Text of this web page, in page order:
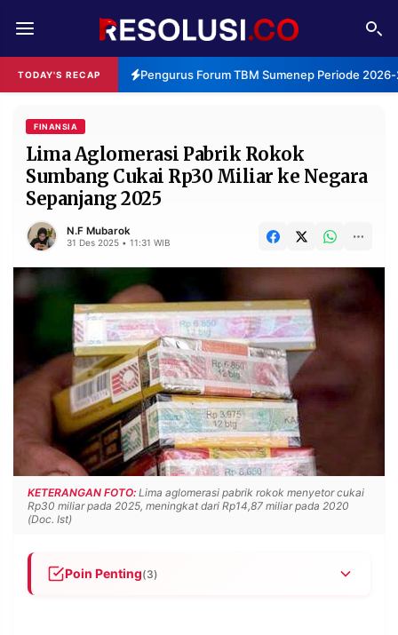
TODAY'S RECAP Pengurus Forum TBM Sumenep Periode 2026-
REDAKSI TENTANG
RESOLUSI IKLAN
RUBRIKASI
EDITORIAL AKSARA
FINANSIA PERSONA
DAERAH NASIONAL
SPORT
INFORMASI
PRIVACY
POLICY
BERITA
WARGA
INFORMASI
IKLAN
KIRIM
TULISAN
PENGADUAN TERM
OF
IKUTI
FINANSIA
Lima Aglomerasi Pabrik Rokok
Sumbang Cukai Rp30 Miliar ke Negara
Sepanjang 2025
N.F Mubarok
31 Des 2025 • 11:31 WIB
KETERANGAN FOTO: Lima aglomerasi pabrik rokok menyetor cukai
Rp30 miliar pada 2025, meningkat dari Rp14,87 miliar pada 2020
(Doc. Ist)
Poin Penting(3)